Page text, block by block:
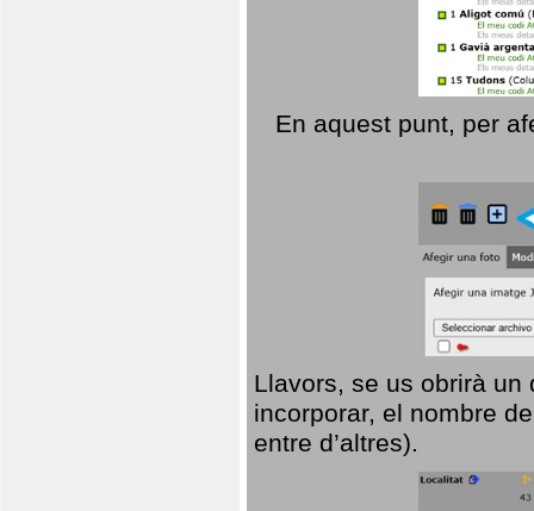
En aquest punt, per
Llavors, se us obrirà
incorporar, el nombre
entre d’altres).